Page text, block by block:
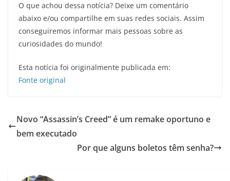
O que achou dessa notícia? Deixe um comentário
abaixo e/ou compartilhe em suas redes sociais. Assim
conseguiremos informar mais pessoas sobre as
curiosidades do mundo!
Esta notícia foi originalmente publicada em:
Fonte original
Novo “Assassin’s Creed” é um remake oportuno e
bem executado
Por que alguns boletos têm senha?